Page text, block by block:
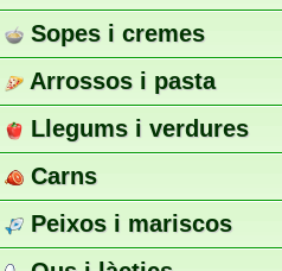
Sopes i cremes
Arrossos i pasta
Llegums i verdures
Carns
Peixos i mariscos